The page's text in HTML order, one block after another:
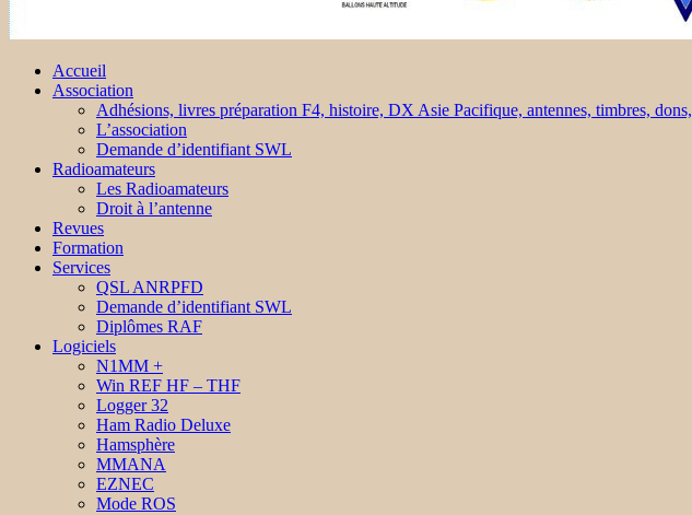
Accueil
Association
Adhésions, livres préparation F4, histoire, DX Asie Pacifique, antennes, timbres, dons,
L’association
Demande d’identifiant SWL
Radioamateurs
Les Radioamateurs
Droit à l’antenne
Revues
Formation
Services
QSL ANRPFD
Demande d’identifiant SWL
Diplômes RAF
Logiciels
N1MM +
Win REF HF – THF
Logger 32
Ham Radio Deluxe
Hamsphère
MMANA
EZNEC
Mode ROS